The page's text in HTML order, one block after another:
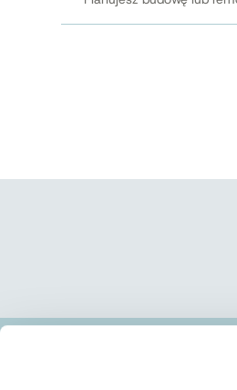
SIEDZIBA/ZAKŁAD I -